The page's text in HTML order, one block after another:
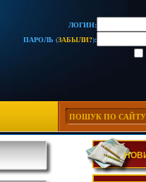
ЛОГИН:
ПАРОЛЬ (ЗАБЫЛИ?):